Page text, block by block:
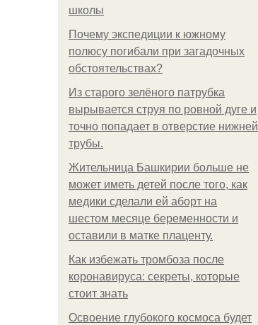
школы
Почему экспедиции к южному
полюсу погибали при загадочных
обстоятельствах?
Из старого зелёного патрубка
вырывается струя по ровной дуге и
точно попадает в отверстие нижней
трубы.
Жительница Башкирии больше не
может иметь детей после того, как
медики сделали ей аборт на
шестом месяце беременности и
оставили в матке плаценту.
Как избежать тромбоза после
коронавируса: секреты, которые
стоит знать
Освоение глубокого космоса будет